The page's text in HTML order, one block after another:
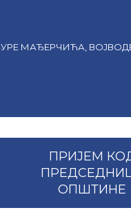
МАЂЕРЧИЋА, ВОЈВОДЕ
ПРИЈЕМ
ОПШТИНЕ